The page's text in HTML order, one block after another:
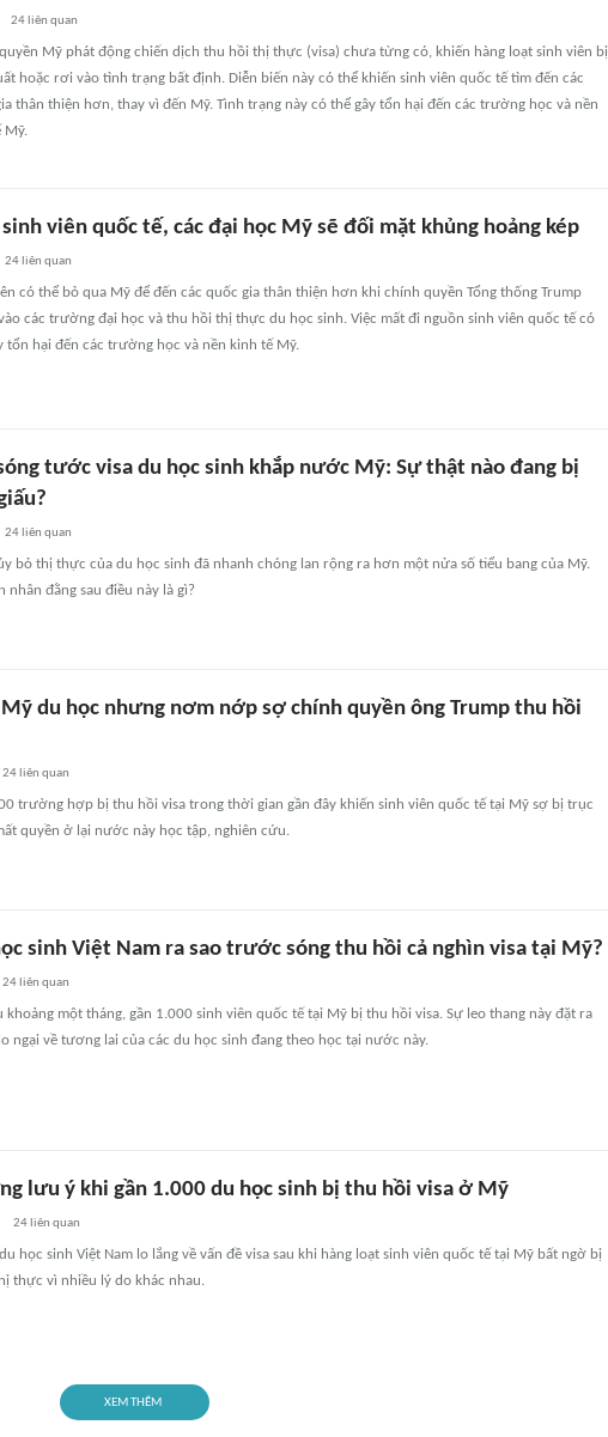
24 liên quan
Mỹ phát động chiến dịch thu hồi thị thực (visa) chưa từng có, khiến hàng loạt sinh viên bị
hoặc rơi vào tình trạng bất định. Diễn biến này có thể khiến sinh viên quốc tế tìm đến các
thân thiện hơn, thay vì đến Mỹ. Tình trạng này có thể gây tổn hại đến các trường học và nền
Mỹ.
viên quốc tế, các đại học Mỹ sẽ đối mặt khủng hoảng kép
24 liên quan
có thể bỏ qua Mỹ để đến các quốc gia thân thiện hơn khi chính quyền Tổng thống Trump
các trường đại học và thu hồi thị thực du học sinh. Việc mất đi nguồn sinh viên quốc tế có
tổn hại đến các trường học và nền kinh tế Mỹ.
tước visa du học sinh khắp nước Mỹ: Sự thật nào đang bị
24 liên quan
bỏ thị thực của du học sinh đã nhanh chóng lan rộng ra hơn một nửa số tiểu bang của Mỹ.
nhân đằng sau điều này là gì?
du học nhưng nơm nớp sợ chính quyền ông Trump thu hồi
24liên quan
trường hợp bị thu hồi visa trong thời gian gần đây khiến sinh viên quốc tế tại Mỹ sợ bị trục
quyền ở lại nước này học tập, nghiên cứu.
sinh Việt Nam ra sao trước sóng thu hồi cả nghìn visa tại Mỹ?
24liên quan
khoảng một tháng, gần 1.000 sinh viên quốc tế tại Mỹ bị thu hồi visa. Sự leo thang này đặt ra
ngại về tương lai của các du học sinh đang theo học tại nước này.
lưu ý khi gần 1.000 du học sinh bị thu hồi visa ở Mỹ
24liên quan
học sinh Việt Nam lo lắng về vấn đề visa sau khi hàng loạt sinh viên quốc tế tại Mỹ bất ngờ bị
thực vì nhiều lý do khác nhau.
XEM THÊM